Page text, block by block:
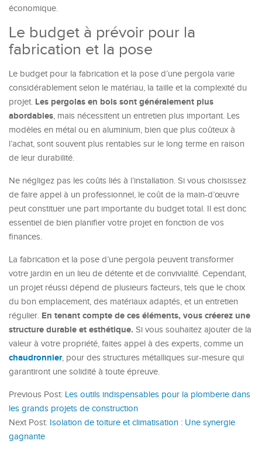
économique.
Le budget à prévoir pour la
fabrication et la pose
Le budget pour la fabrication et la pose d’une pergola varie
considérablement selon le matériau, la taille et la complexité du
projet. Les pergolas en bois sont généralement plus
abordables, mais nécessitent un entretien plus important. Les
modèles en métal ou en aluminium, bien que plus coûteux à
l’achat, sont souvent plus rentables sur le long terme en raison
de leur durabilité.
Ne négligez pas les coûts liés à l’installation. Si vous choisissez
de faire appel à un professionnel, le coût de la main-d’œuvre
peut constituer une part importante du budget total. Il est donc
essentiel de bien planifier votre projet en fonction de vos
finances.
La fabrication et la pose d’une pergola peuvent transformer
votre jardin en un lieu de détente et de convivialité. Cependant,
un projet réussi dépend de plusieurs facteurs, tels que le choix
du bon emplacement, des matériaux adaptés, et un entretien
régulier. En tenant compte de ces éléments, vous créerez une
structure durable et esthétique. Si vous souhaitez ajouter de la
valeur à votre propriété, faites appel à des experts, comme un
chaudronnier, pour des structures métalliques sur-mesure qui
garantiront une solidité à toute épreuve.
Previous Post: Les outils indispensables pour la plomberie dans
les grands projets de construction
Next Post: Isolation de toiture et climatisation : Une synergie
gagnante